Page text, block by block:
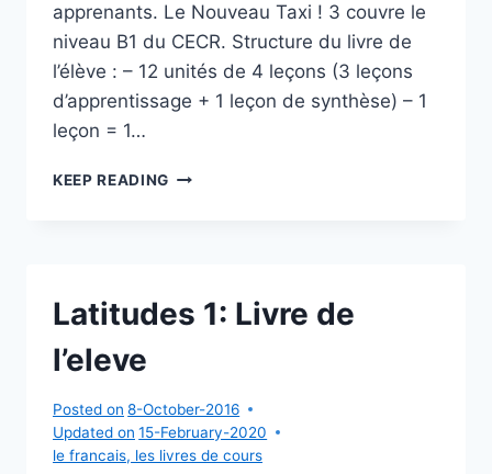
apprenants. Le Nouveau Taxi ! 3 couvre le
niveau B1 du CECR. Structure du livre de
l’élève : – 12 unités de 4 leçons (3 leçons
d’apprentissage + 1 leçon de synthèse) – 1
leçon = 1…
KEEP READING LE
L’ÉLÈVE
Latitudes 1: Livre de
l’eleve
Posted on 8-October-2016
Updated on 15-February-2020
le francais, les livres de cours